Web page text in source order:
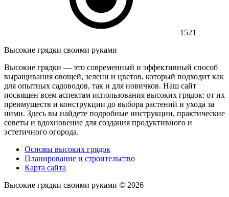
1521
Высокие грядки своими руками
Высокие грядки — это современный и эффективный способ
выращивания овощей, зелени и цветов, который подходит как
для опытных садоводов, так и для новичков. Наш сайт
посвящен всем аспектам использования высоких грядок: от их
преимуществ и конструкции до выбора растений и ухода за
ними. Здесь вы найдете подробные инструкции, практические
советы и вдохновение для создания продуктивного и
эстетичного огорода.
Основы высоких грядок
Планирование и строительство
Карта сайта
Высокие грядки своими руками © 2026